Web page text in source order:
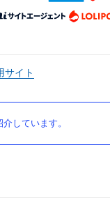
サイト
しています。